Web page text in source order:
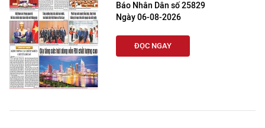
Báo Nhân Dân số 25829
Ngày 06-08-2026
ĐỌC NGAY